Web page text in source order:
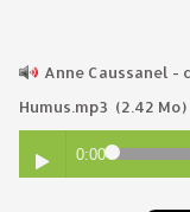
Anne Caussanel -
Humus.mp3 (2.42 Mo)
0:00